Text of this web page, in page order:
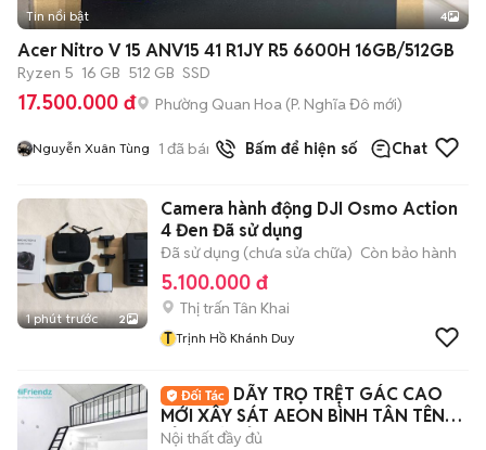
Tin nổi bật 4
Acer Nitro V 15 ANV15 41 R1JY R5 6600H 16GB/512GB
Ryzen 5 16 GB 512 GB SSD
17.500.000 đ Phường Quan Hoa (P. Nghĩa Đô mới)
Nguyễn Xuân Tùng 1 đã bán Bấm để hiện số Chat
1 phút trước 2
Camera hành động DJI Osmo Action
4 Đen Đã sử dụng
Đã sử dụng (chưa sửa chữa) Còn bảo hành
5.100.000 đ
Thị trấn Tân Khai
T Trịnh Hồ Khánh Duy
DÃY TRỌ TRỆT GÁC CAO
MỚI XÂY SÁT AEON BÌNH TÂN TÊN
LỬA MỚI TỈNH LỘ 10
Nội thất đầy đủ